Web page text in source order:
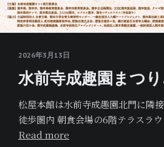
2026年3月13日
水前寺成趣園まつ
松屋本館は水前寺成趣園北門に隣
徒歩圏内 朝食会場の6階テラスラ
Read more